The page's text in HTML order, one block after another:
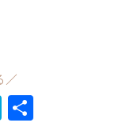
／
Hatena